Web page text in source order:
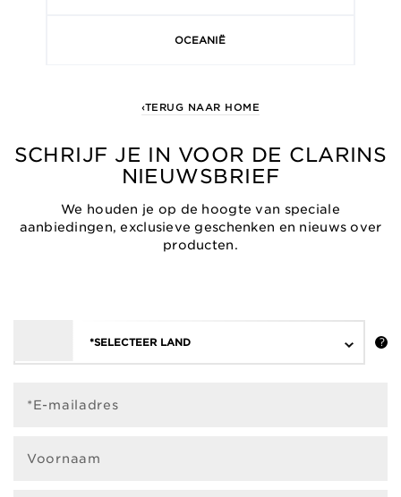
OCEANIË
‹TERUG NAAR HOME
SCHRIJF JE IN VOOR DE CLARINS
NIEUWSBRIEF
We houden je op de hoogte van speciale
aanbiedingen, exclusieve geschenken en nieuws over
producten.
*SELECTEER LAND
*E-mailadres
Voornaam